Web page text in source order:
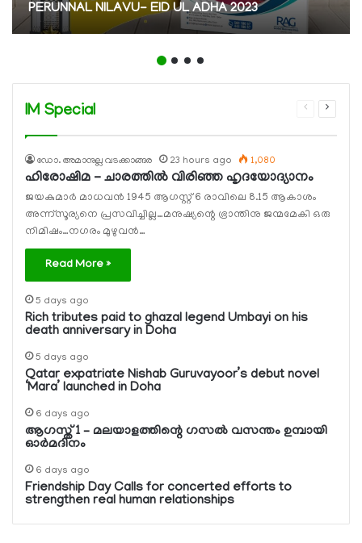
PERUNNAL NILAVU- EID UL ADHA 2023
IM Special
Previous
Next
ഡോ. അമാനുല്ല വടക്കാങ്ങര 23 hours ago 1,080
ഹിരോഷിമ – ചാരത്തിൽ വിരിഞ്ഞ ഹൃദയോദ്യാനം
ജയകുമാര്‍ മാധവന്‍ 1945 ആഗസ്റ്റ്‌ 6 രാവിലെ 8.15 ആകാശം
അന്ന്സൂര്യനെ പ്രസവിച്ചില്ല…മനുഷ്യന്റെ ഭ്രാന്തിനു ജന്മമേകി ഒരു
നിമിഷം…നഗരം മുഴുവൻ…
Read More »
5 days ago
Rich tributes paid to ghazal legend Umbayi on his
death anniversary in Doha
5 days ago
Qatar expatriate Nishab Guruvayoor’s debut novel
‘Mara’ launched in Doha
6 days ago
ആഗസ്ത് 1 – മലയാളത്തിന്റെ ഗസല്‍ വസന്തം ഉമ്പായി
ഓര്‍മദിനം
6 days ago
Friendship Day Calls for concerted efforts to
strengthen real human relationships